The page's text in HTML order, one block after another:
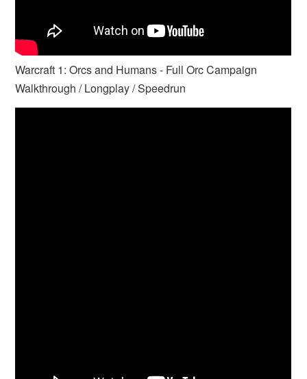
Warcraft 1: Orcs and Humans - Full Orc Campaign
Walkthrough / Longplay / Speedrun